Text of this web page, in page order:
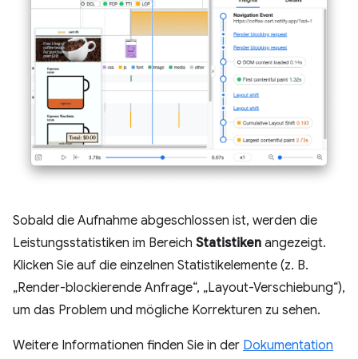
Sobald die Aufnahme abgeschlossen ist, werden die
Leistungsstatistiken im Bereich Statistiken angezeigt.
Klicken Sie auf die einzelnen Statistikelemente (z. B.
„Render-blockierende Anfrage“, „Layout-Verschiebung“),
um das Problem und mögliche Korrekturen zu sehen.
Weitere Informationen finden Sie in der Dokumentation